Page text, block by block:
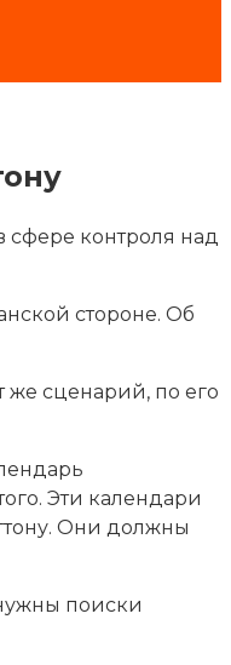
контроля над
стороне. Об
же сценарий, по его
Эти календари
Они должны
поиски